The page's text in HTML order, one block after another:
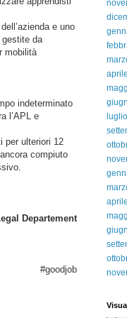
e uno
gestite da
mobilità
indeterminato
l’APL e
per ulteriori 12
compiuto
Departement
#goodjob
luglio